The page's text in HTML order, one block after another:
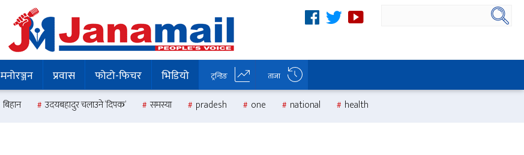
मनोरञ्जन प्रवास फोटो-फिचर भिडियो ट्रन्डिङ ताजा
बिहान उदयबहादुर चलाउने ‘दिपक’ समस्या pradesh one national health